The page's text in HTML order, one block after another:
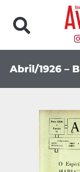
Abril/1926 – B